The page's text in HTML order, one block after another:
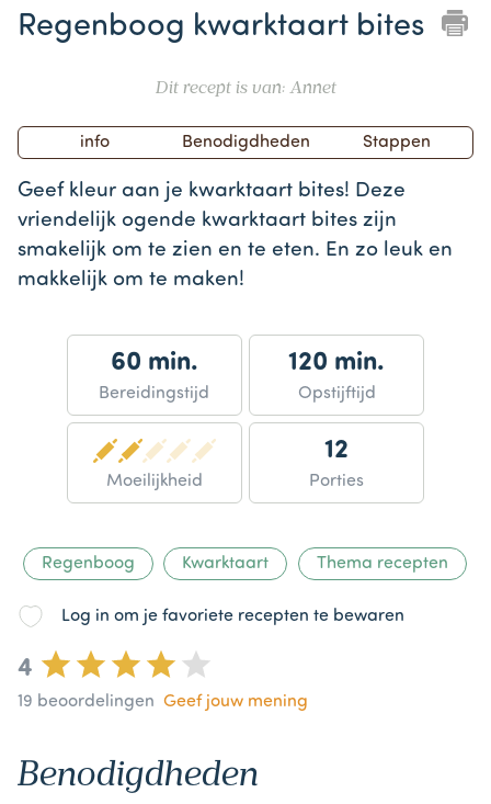
Regenboog kwarktaart bites
Dit recept is van: Annet
of
info Benodigdheden Stappen
Geef kleur aan je kwarktaart bites! Deze
vriendelijk ogende kwarktaart bites zijn
smakelijk om te zien en te eten. En zo leuk en
makkelijk om te maken!
60 min.
Bereidingstijd
120 min.
Opstijftijd
Moeilijkheid
12
Porties
Regenboog Kwarktaart Thema recepten
Log in om je favoriete recepten te bewaren
4
19 beoordelingen Geef jouw mening
Benodigdheden